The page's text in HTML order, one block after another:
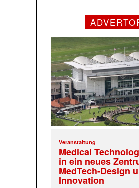
Veranstaltung
Medical
in ein neues
MedTech-Design
Innovation